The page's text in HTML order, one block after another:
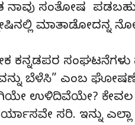
ನಾವು ಸಂತೋಷ
ಮಾತಾಡೋದನ್ನ
ಕನ್ನಡಪರ
ಬೆಳೆಸಿ” ಎಂಬ
ಉಳಿದಿವೆಯೇ? ಕೇವಲ
ಸರಿ. ಇನ್ನು ಎಲ್ಲಾ